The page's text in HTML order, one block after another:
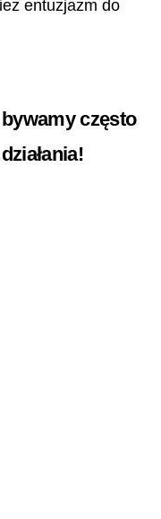
entuzjazm do
często